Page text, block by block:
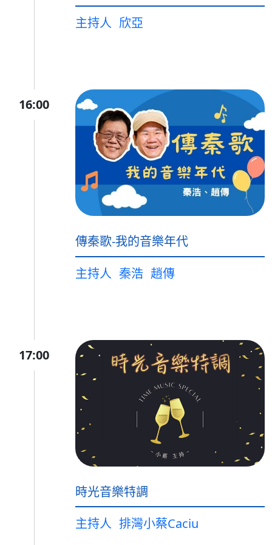
主持人 欣亞
16:00
傳秦歌-我的音樂年代
主持人 秦浩 趙傳
17:00
時光音樂特調
主持人 排灣小蔡Caciu